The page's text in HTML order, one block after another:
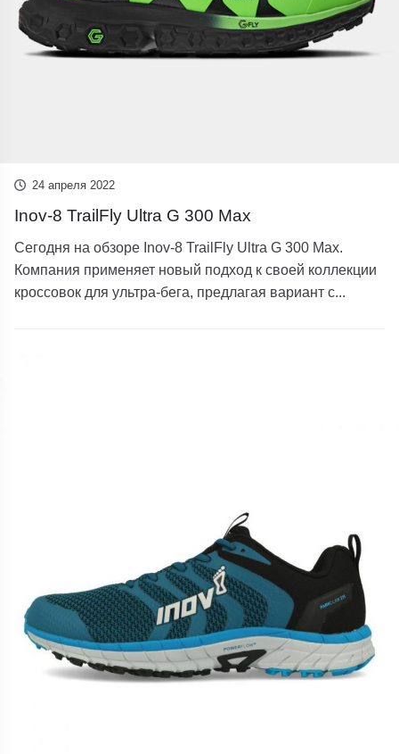
24 апреля 2022
Inov-8 TrailFly Ultra G 300 Max
Сегодня на обзоре Inov-8 TrailFly Ultra G 300 Max.
Компания применяет новый подход к своей коллекции
кроссовок для ультра-бега, предлагая вариант с...